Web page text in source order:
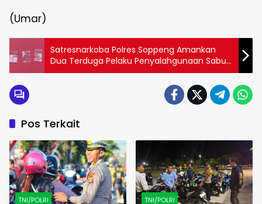
(Umar)
Satresnarkoba Polres Soppeng Amankan
Dua Terduga Pelaku Penyalahgunaan Sabu
di Liliriaja
Pos Terkait
TNI/POLRI TNI/POLRI